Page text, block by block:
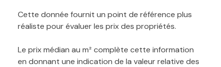
Cette donnée fournit un point de référence plus
réaliste pour évaluer les prix des propriétés.
Le prix médian au m² complète cette information
en donnant une indication de la valeur relative des